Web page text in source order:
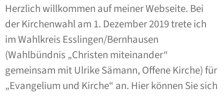
Herzlich willkommen auf meiner Webseite. Bei
der Kirchenwahl am 1. Dezember 2019 trete ich
im Wahlkreis Esslingen/Bernhausen
(Wahlbündnis „Christen miteinander“
gemeinsam mit Ulrike Sämann, Offene Kirche) für
„Evangelium und Kirche“ an. Hier können Sie sich